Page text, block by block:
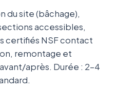
du site (bâchage),
accessibles,
certifiés NSF contact
remontage et
après. Durée : 2-4